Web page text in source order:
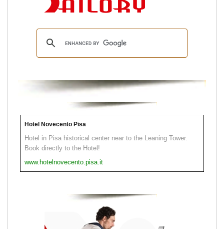
Hotel Novecento Pisa
Hotel in Pisa historical center near to the Leaning Tower.
Book directly to the Hotel!
www.hotelnovecento.pisa.it